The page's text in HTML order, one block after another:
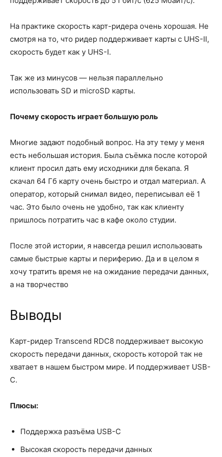
На практике скорость карт-ридера очень хорошая. Не
смотря на то, что ридер поддерживает карты с UHS-II,
скорость будет как у UHS-I.
Так же из минусов — нельзя параллельно
использовать SD и microSD карты.
Почему скорость играет большую роль
Многие задают подобный вопрос. На эту тему у меня
есть небольшая история. Была съёмка после которой
клиент просил дать ему исходники для бекапа. Я
скачал 64 Гб карту очень быстро и отдал материал. А
оператор, который снимал видео, переписывал её 1
час. Это было очень не удобно, так как клиенту
пришлось потратить час в кафе около студии.
После этой истории, я навсегда решил использовать
самые быстрые карты и периферию. Да и в целом я
хочу тратить время не на ожидание передачи данных,
а на творчество
Выводы
Карт-ридер Transcend RDC8 поддерживает высокую
скорость передачи данных, скорость которой так не
хватает в нашем быстром мире. И поддерживает USB-
C.
Плюсы:
Поддержка разъёма USB-C
Высокая скорость передачи данных